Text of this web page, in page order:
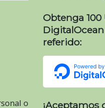
o
Obtenga
referido:
¡Aceptamos